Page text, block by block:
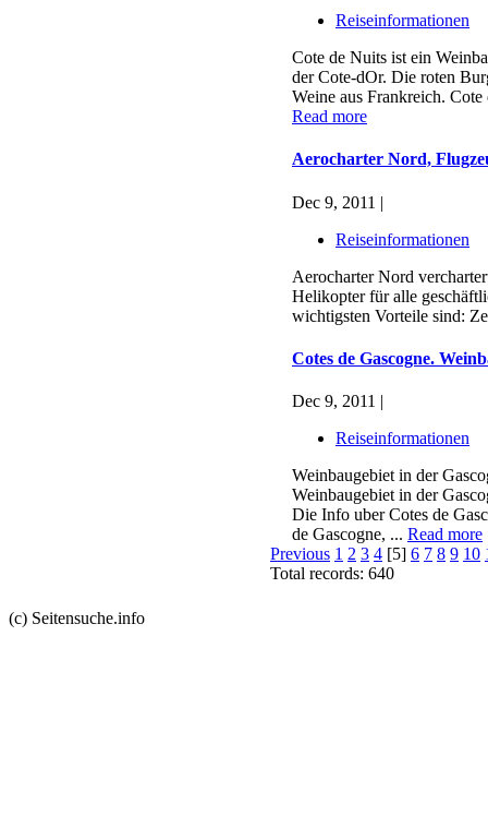
Reiseinformationen
Cote de Nuits ist ein
der Cote-dOr. Die roten
Weine aus Frankreich.
Read more
Aerocharter Nord,
Dec 9, 2011 |
Reiseinformationen
Aerocharter Nord
Helikopter für alle
wichtigsten Vorteile sind:
Cotes de Gascogne.
Dec 9, 2011 |
Reiseinformationen
Weinbaugebiet in der
Weinbaugebiet in der
Die Info uber Cotes de
de Gascogne, ... Read more
Previous 1 2 3 4 [5] 6 7 8 9 10
Total records: 640
(c) Seitensuche.info